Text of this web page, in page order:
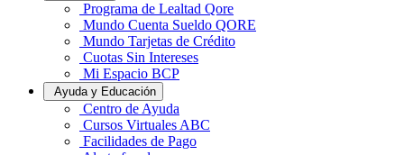
Programa de Lealtad Qore
Mundo Cuenta Sueldo QORE
Mundo Tarjetas de Crédito
Cuotas Sin Intereses
Mi Espacio BCP
Ayuda y Educación
Centro de Ayuda
Cursos Virtuales ABC
Facilidades de Pago